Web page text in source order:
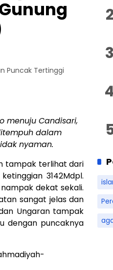
Puncak Tertinggi
menuju Candisari,
dalam
nyaman.
tampak terlihat dari
3142Mdpl.
dekat sekali.
sangat jelas dan
Ungaran tampak
dengan puncaknya